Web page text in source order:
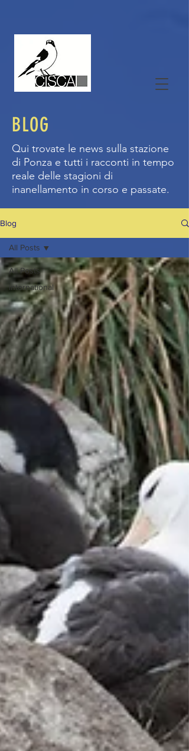
BLOG
Qui trovate le news sulla stazione
di Ponza e tutti i racconti in tempo
reale delle stagioni di
inanellamento in corso e passate.
Blog
All Posts
international
All Posts